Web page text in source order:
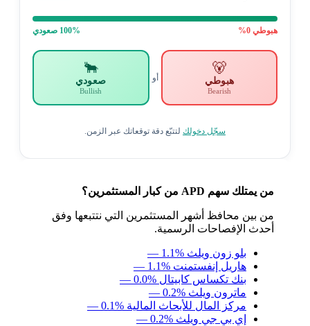
هبوطي0
%
100% صعودي
🐻
هبوطي
Bearish
أو
🐂
صعودي
Bullish
سجّل دخولكلتتبّع دقة توقعاتك عبر الزمن.
من يمتلك سهم APD من كبار المستثمرين؟
من بين محافظ أشهر المستثمرين التي نتتبعها وفق
أحدث الإفصاحات الرسمية.
بلو زون ويلث — 1.1%
هاريل إنفستمنت — 1.1%
بنك تكساس كابيتال — 0.0%
ماترون ويلث — 0.2%
مركز المال للأبحاث المالية — 0.1%
إي بي جي ويلث — 0.2%